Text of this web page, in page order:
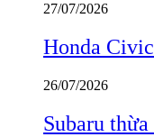
27/07/2026
Honda
26/07/2026
Subaru